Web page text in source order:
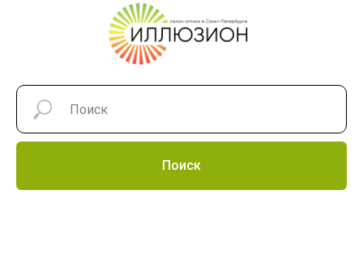
Поиск